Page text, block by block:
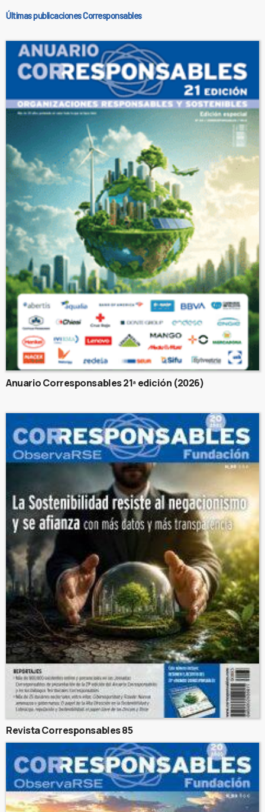
Últimas publicaciones Corresponsables
Anuario Corresponsables 21ª edición (2026)
Revista Corresponsables 85